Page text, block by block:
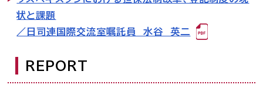
状と課題
／日司連国際交流室嘱託員 水谷 英二
REPORT